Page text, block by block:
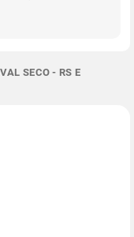
SECO - RS E